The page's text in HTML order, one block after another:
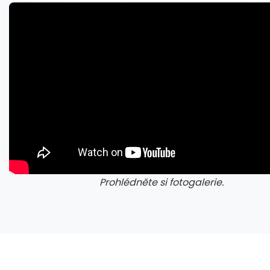
Prohlédněte si fotogalerie.